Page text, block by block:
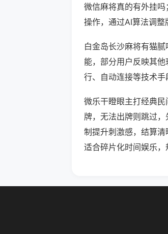
微信麻将真的有外挂
操作，通过AI算法调整
白金岛长沙麻将有猫腻
能，部分用户反映其他
行、自动连接等技术手
微乐干瞪眼主打经典
牌，无法出牌则跳过
制提升刺激感，结算清
适合碎片化时间娱乐，